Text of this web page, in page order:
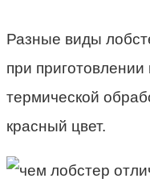
Разные виды
при
термической
красный цвет.